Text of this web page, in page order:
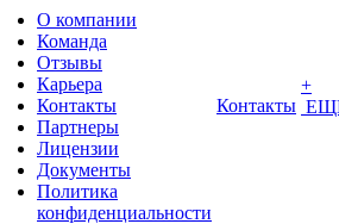
О компании
Команда
Отзывы
Карьера
Контакты
Партнеры
Лицензии
Документы
Политика
конфиденциальности
Контакты
+